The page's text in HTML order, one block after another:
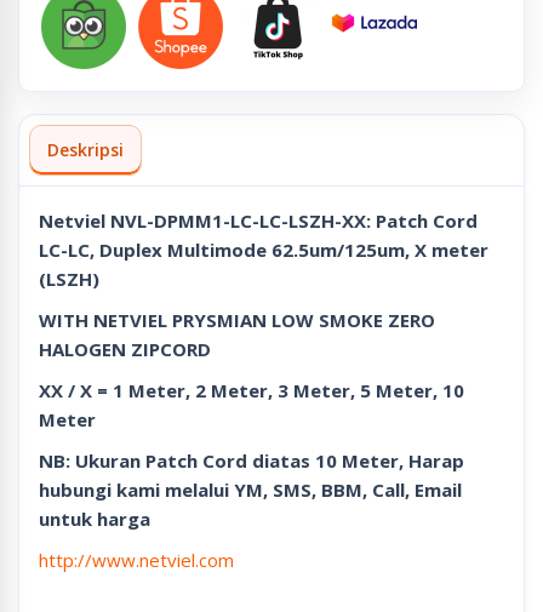
Deskripsi
Netviel NVL-DPMM1-LC-LC-LSZH-XX: Patch Cord
LC-LC, Duplex Multimode 62.5um/125um, X meter
(LSZH)
WITH NETVIEL PRYSMIAN LOW SMOKE ZERO
HALOGEN ZIPCORD
XX / X = 1 Meter, 2 Meter, 3 Meter, 5 Meter, 10
Meter
NB: Ukuran Patch Cord diatas 10 Meter, Harap
hubungi kami melalui YM, SMS, BBM, Call, Email
untuk harga
http://www.netviel.com